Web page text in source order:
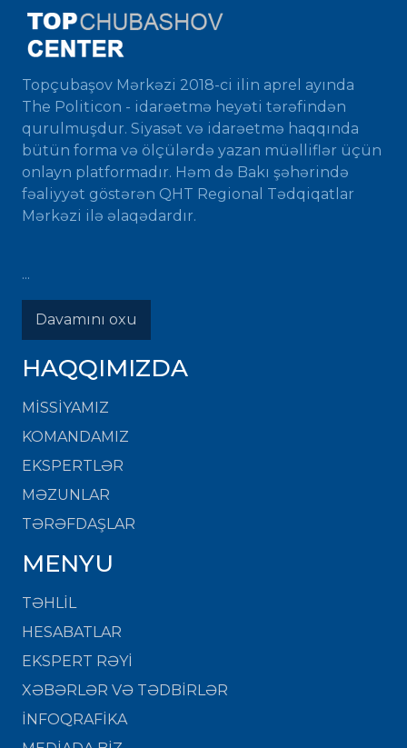
Topçubaşov Mərkəzi 2018-ci ilin aprel ayında
The Politicon - idarəetmə heyəti tərəfindən
qurulmuşdur. Siyasət və idarəetmə haqqında
bütün forma və ölçülərdə yazan müəlliflər üçün
onlayn platformadır. Həm də Bakı şəhərində
fəaliyyət göstərən QHT Regional Tədqiqatlar
Mərkəzi ilə əlaqədardır.
...
Davamını oxu
HAQQIMIZDA
MISSIYAMIZ
KOMANDAMIZ
EKSPERTLƏR
MƏZUNLAR
TƏRƏFDAŞLAR
MENYU
TƏHLİL
HESABATLAR
EKSPERT RƏYİ
XƏBƏRLƏR VƏ TƏDBİRLƏR
İNFOQRAFİKA